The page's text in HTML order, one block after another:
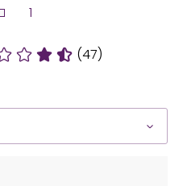
1
(47)